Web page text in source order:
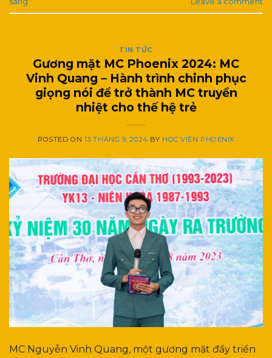
TIN TỨC
Gương mặt MC Phoenix 2024: MC
Vinh Quang – Hành trình chinh phục
giọng nói để trở thành MC truyền
nhiệt cho thế hệ trẻ
POSTED ON 13 THÁNG 9, 2024 BY HỌC VIỆN PHOENIX
MC Nguyễn Vinh Quang, một gương mặt đầy triển